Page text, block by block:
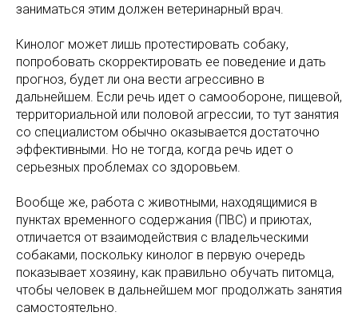
заниматься этим должен ветеринарный врач.
Кинолог может лишь протестировать собаку,
попробовать скорректировать ее поведение и дать
прогноз, будет ли она вести агрессивно в
дальнейшем. Если речь идет о самообороне, пищевой,
территориальной или половой агрессии, то тут занятия
со специалистом обычно оказывается достаточно
эффективными. Но не тогда, когда речь идет о
серьезных проблемах со здоровьем.
Вообще же, работа с животными, находящимися в
пунктах временного содержания (ПВС) и приютах,
отличается от взаимодействия с владельческими
собаками, поскольку кинолог в первую очередь
показывает хозяину, как правильно обучать питомца,
чтобы человек в дальнейшем мог продолжать занятия
самостоятельно.